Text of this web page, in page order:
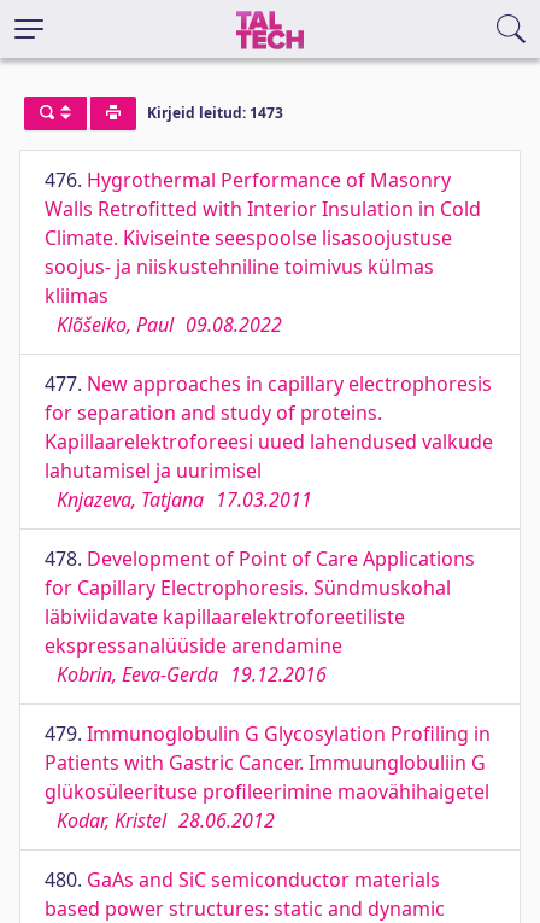
Kirjeid leitud: 1473
476. Hygrothermal Performance of Masonry
Walls Retrofitted with Interior Insulation in Cold
Climate. Kiviseinte seespoolse lisasoojustuse
soojus- ja niiskustehniline toimivus külmas
kliimas
Klõšeiko, Paul 09.08.2022
477. New approaches in capillary electrophoresis
for separation and study of proteins.
Kapillaarelektroforeesi uued lahendused valkude
lahutamisel ja uurimisel
Knjazeva, Tatjana 17.03.2011
478. Development of Point of Care Applications
for Capillary Electrophoresis. Sündmuskohal
läbiviidavate kapillaarelektroforeetiliste
ekspressanalüüside arendamine
Kobrin, Eeva-Gerda 19.12.2016
479. Immunoglobulin G Glycosylation Profiling in
Patients with Gastric Cancer. Immuunglobuliin G
glükosüleerituse profileerimine maovähihaigetel
Kodar, Kristel 28.06.2012
480. GaAs and SiC semiconductor materials
based power structures: static and dynamic